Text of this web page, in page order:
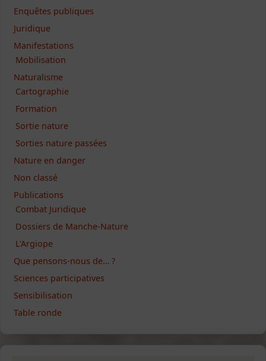
Enquêtes publiques
Juridique
Manifestations
Mobilisation
Naturalisme
Cartographie
Formation
Sortie nature
Sorties nature passées
Nature en danger
Non classé
Publications
Combat Juridique
Dossiers de Manche-Nature
L'Argiope
Que pensons-nous de… ?
Sciences participatives
Sensibilisation
Table ronde